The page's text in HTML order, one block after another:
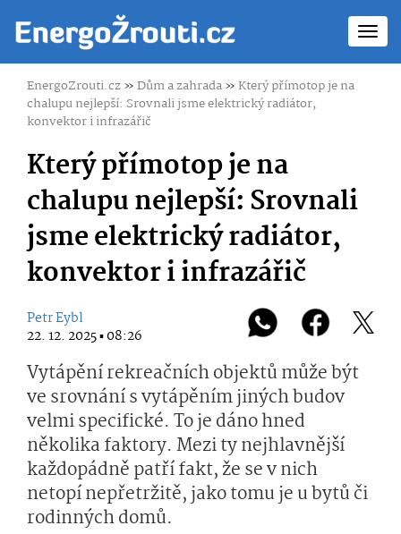
EnergoZrouti.cz»Dům a zahrada»Který přímotop je na
chalupu nejlepší: Srovnali jsme elektrický radiátor,
konvektor i infrazářič
Který přímotop je na
chalupu nejlepší: Srovnali
jsme elektrický radiátor,
konvektor i infrazářič
Petr Eybl
22. 12. 2025 ▪ 08:26
Vytápění rekreačních objektů může být
ve srovnání s vytápěním jiných budov
velmi specifické. To je dáno hned
několika faktory. Mezi ty nejhlavnější
každopádně patří fakt, že se v nich
netopí nepřetržitě, jako tomu je u bytů či
rodinných domů.